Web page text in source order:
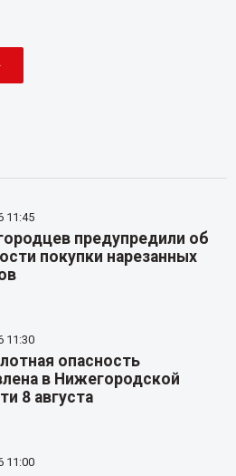
11:45
предупредили об
покупки нарезанных
11:30
опасность
в Нижегородской
8 августа
11:00